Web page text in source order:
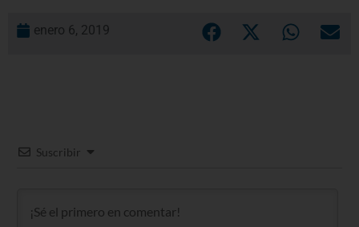
enero 6, 2019
Suscribir